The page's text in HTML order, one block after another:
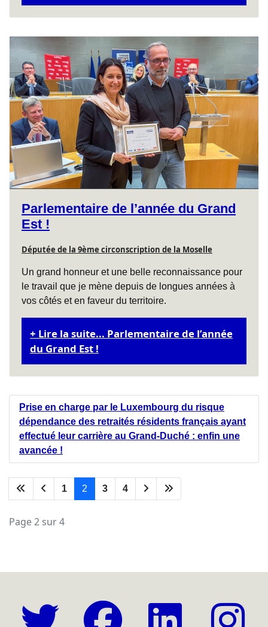
Parlementaire de l’année du Grand
Est !
Députée de la 9ème circonscription de la Moselle
Un grand honneur et une belle reconnaissance pour
le travail que je mène depuis de longues années à
vos côtés et en faveur du territoire.
Lire la suite... Parlementaire de l’année
du Grand Est !
Prise en charge par le Luxembourg du risque
dépendance des retraités résidents français ayant
effectué leur carrière au Grand-Duché : enfin une
avancée !
1 2 3 4
Page 2 sur 4